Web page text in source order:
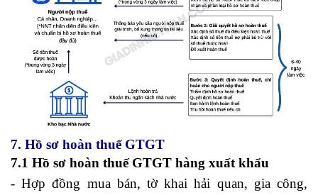
7. Hồ sơ hoàn thuế GTGT
7.1 Hồ sơ hoàn thuế GTGT hàng xuất khẩu
- Hợp đồng mua bán, tờ khai hải quan, gia công,